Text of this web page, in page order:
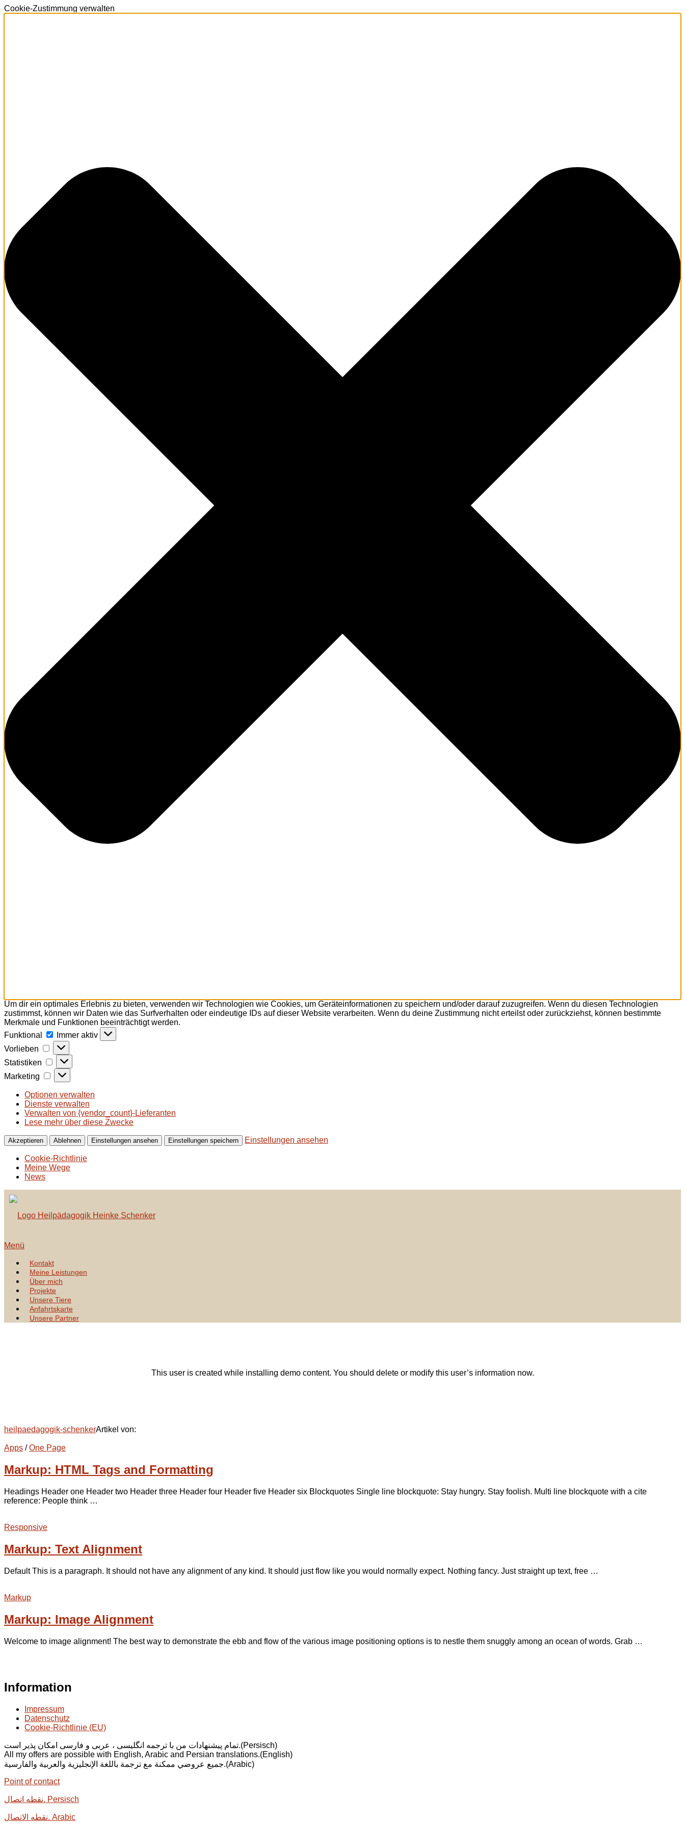
Cookie-Zustimmung verwalten
Um dir ein optimales Erlebnis zu bieten, verwenden wir Technologien wie Cookies, um Geräteinformationen zu speichern und/oder darauf zuzugreifen. Wenn du diesen Technologien
zustimmst, können wir Daten wie das Surfverhalten oder eindeutige IDs auf dieser Website verarbeiten. Wenn du deine Zustimmung nicht erteilst oder zurückziehst, können bestimmte
Merkmale und Funktionen beeinträchtigt werden.
Funktional
Funktional
Immer aktiv
Vorlieben
Vorlieben
Statistiken Statistiken
Marketing Marketing
Optionen verwalten
Dienste verwalten
Verwalten von {vendor_count}-Lieferanten
Lese mehr über diese Zwecke
Akzeptieren Ablehnen Einstellungen ansehen Einstellungen speichern Einstellungen ansehen
Cookie-Richtlinie
Meine Wege
News
Zum
Inhalt
springen
Menü
Kontakt
Meine Leistungen
Über mich
Projekte
Unsere Tiere
Anfahrtskarte
Unsere Partner
This user is created while installing demo content. You should delete or modify this user’s information now.
heilpaedagogik-schenkerArtikel von:
Apps /One Page
Markup: HTML Tags and Formatting
Headings Header one Header two Header three Header four Header five Header six Blockquotes Single line blockquote: Stay hungry. Stay foolish. Multi line blockquote with a cite
reference: People think …
Responsive
Markup: Text Alignment
Default This is a paragraph. It should not have any alignment of any kind. It should just flow like you would normally expect. Nothing fancy. Just straight up text, free …
Markup
Markup: Image Alignment
Welcome to image alignment! The best way to demonstrate the ebb and flow of the various image positioning options is to nestle them snuggly among an ocean of words. Grab …
Information
Impressum
Datenschutz
Cookie-Richtlinie (EU)
تمام پیشنهادات من با ترجمه انگلیسی ، عربی و فارسی امکان پذیر است.(Persisch)
All my offers are possible with English, Arabic and Persian translations.(English)
جميع عروضي ممكنة مع ترجمة باللغة الإنجليزية والعربية والفارسية.(Arabic)
Point of contact
نقطه اتصال. Persisch
نقطه الاتصال. Arabic